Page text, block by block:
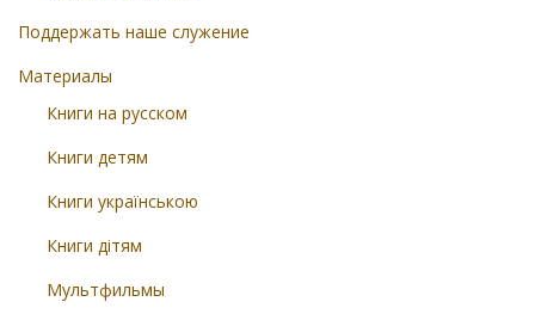
Поддержать наше служение
Материалы
Книги на русском
Книги детям
Книги українською
Книги дітям
Мультфильмы